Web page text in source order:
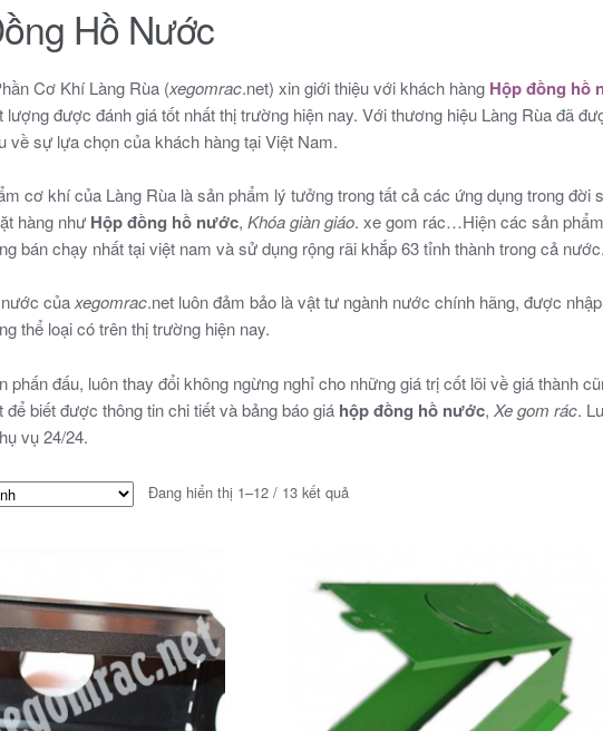
Hồ Nước
Cơ Khí Làng Rùa (xegomrac.net) xin giới thiệu với khách hàng Hộp đồng hồ
lượng được đánh giá tốt nhất thị trường hiện nay. Với thương hiệu Làng Rùa đã
về sự lựa chọn của khách hàng tại Việt Nam.
cơ khí của Làng Rùa là sản phẩm lý tưởng trong tất cả các ứng dụng trong
hàng như Hộp đồng hồ nước,Khóa giàn giáo. xe gom rác…Hiện các sản
bán chạy nhất tại việt nam và sử dụng rộng rãi khắp 63 tỉnh thành trong cả nước.
nước củaxegomrac.net luôn đảm bảo là vật tư ngành nước chính hãng, được
thể loại có trên thị trường hiện nay.
phấn đấu, luôn thay đổi không ngừng nghỉ cho những giá trị cốt lõi về giá thành
để biết được thông tin chi tiết và bảng báo giá hộp đồng hồ nước,Xe gom rác.
vụ 24/24.
Đang hiển thị 1–12 / 13 kết quả